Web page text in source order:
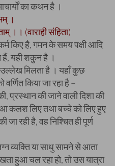
का कथन है ।
।
।। (वाराही संहिता)
किए है, गमन के समय पक्षी आदि
यही शकुन है ।
मिलता है । यहाँ कुछ
किया जा रहा है –
प्रस्थान की जाने वाली दिशा की
कलश लिए तथा बच्चे को लिए हुए
जा रही है, वह निश्चित ही पूर्ण
व्यक्ति या साधु सामने से आता
हुआ चल रहा हो, तो उस यात्रा